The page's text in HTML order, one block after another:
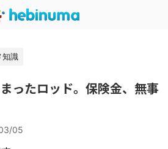
知識
ったロッド。保険金、無事
05